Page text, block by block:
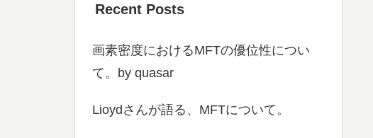
Recent Posts
画素密度におけるMFTの優位性につい
て。by quasar
Lioydさんが語る、MFTについて。